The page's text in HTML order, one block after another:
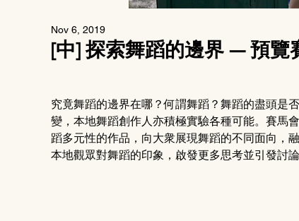
[中] 探索舞蹈的邊界 — 預覽
Nov 6, 2019
究竟舞蹈的邊界在哪？何謂舞蹈？舞蹈的盡頭是
變，本地舞蹈創作人亦積極實驗各種可能。賽馬
蹈多元性的作品，向大衆展現舞蹈的不同面向，
本地觀眾對舞蹈的印象，啟發更多思考並引發討論